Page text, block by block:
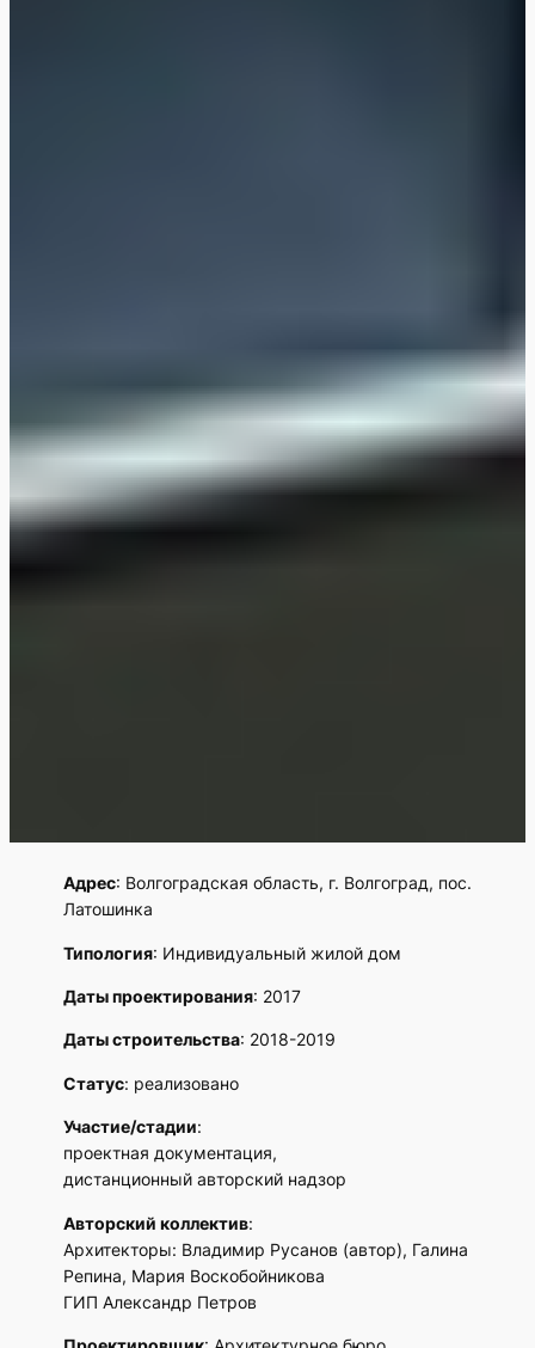
Адрес: Волгоградская область, г. Волгоград, пос.
Латошинка
Типология: Индивидуальный жилой дом
Даты проектирования: 2017
Даты строительства: 2018-2019
Статус: реализовано
Участие/стадии:
проектная документация,
дистанционный авторский надзор
Авторский коллектив:
Архитекторы: Владимир Русанов (автор), Галина
Репина, Мария Воскобойникова
ГИП Александр Петров